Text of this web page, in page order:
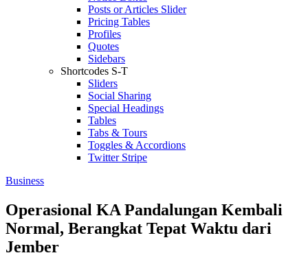
Posts or Articles Slider
Pricing Tables
Profiles
Quotes
Sidebars
Shortcodes S-T
Sliders
Social Sharing
Special Headings
Tables
Tabs & Tours
Toggles & Accordions
Twitter Stripe
Business
Operasional KA Pandalungan Kembali
Normal, Berangkat Tepat Waktu dari
Jember